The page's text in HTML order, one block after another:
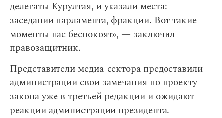
делегаты Курултая, и указали места:
заседании парламента, фракции. Вот такие
моменты нас беспокоят», — заключил
правозащитник.
Представители медиа-сектора предоставили
администрации свои замечания по проекту
закона уже в третьей редакции и ожидают
реакции администрации президента.